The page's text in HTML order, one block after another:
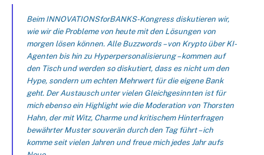
Beim INNOVATIONSforBANKS-Kongress diskutieren wir,
wie wir die Probleme von heute mit den Lösungen von
morgen lösen können. Alle Buzzwords – von Krypto über KI-
Agenten bis hin zu Hyperpersonalisierung – kommen auf
den Tisch und werden so diskutiert, dass es nicht um den
Hype, sondern um echten Mehrwert für die eigene Bank
geht. Der Austausch unter vielen Gleichgesinnten ist für
mich ebenso ein Highlight wie die Moderation von Thorsten
Hahn, der mit Witz, Charme und kritischem Hinterfragen
bewährter Muster souverän durch den Tag führt – ich
komme seit vielen Jahren und freue mich jedes Jahr aufs